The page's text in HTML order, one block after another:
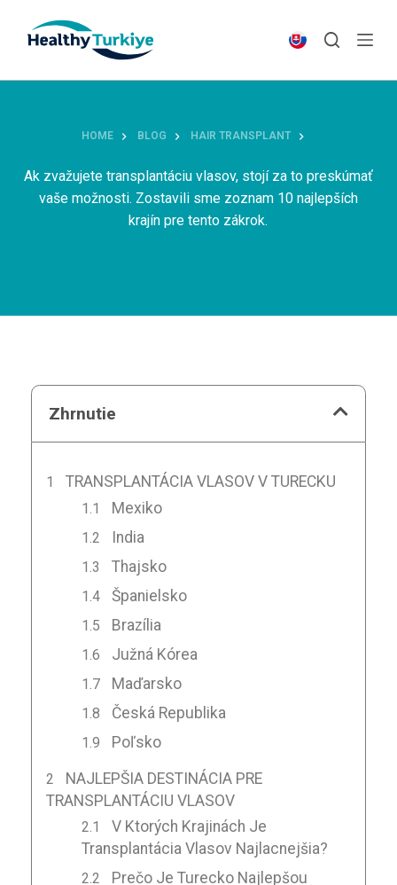
p
o
HOME BLOG HAIR TRANSPLANT
Ak zvažujete transplantáciu vlasov, stojí za to preskúmať
vaše možnosti. Zostavili sme zoznam 10 najlepších
krajín pre tento zákrok.
Zhrnutie
TRANSPLANTÁCIA VLASOV V TURECKU
Mexiko
India
Thajsko
Španielsko
Brazília
Južná Kórea
Maďarsko
Česká Republika
Poľsko
NAJLEPŠIA DESTINÁCIA PRE
TRANSPLANTÁCIU VLASOV
V Ktorých Krajinách Je
Transplantácia Vlasov Najlacnejšia?
Prečo Je Turecko Najlepšou